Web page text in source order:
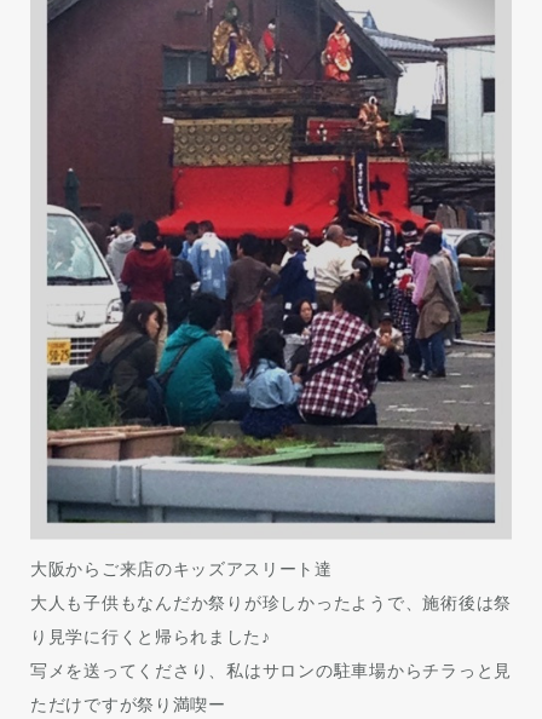
大阪からご来店のキッズアスリート達
大人も子供もなんだか祭りが珍しかったようで、施術後は祭
り見学に行くと帰られました♪
写メを送ってくださり、私はサロンの駐車場からチラっと見
ただけですが祭り満喫ー